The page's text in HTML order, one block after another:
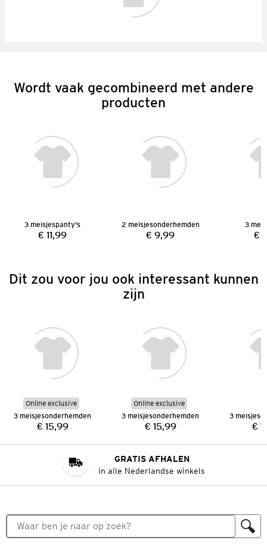
Wordt vaak gecombineerd met andere
producten
3 meisjespanty's
Prijs:
€ 11,99
2 meisjesonderhemden
Prijs:
€ 9,99
3
€
Dit zou voor jou ook interessant kunnen
zijn
Online exclusive
3 meisjesonderhemden
Prijs:
€ 15,99
Online exclusive
3 meisjesonderhemden
Prijs:
€ 15,99
3
€
GRATIS AFHALEN
in alle Nederlandse winkels